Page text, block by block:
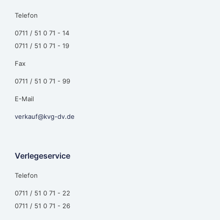
Telefon
0711 / 51 0 71 - 14
0711 / 51 0 71 - 19
Fax
0711 / 51 0 71 - 99
E-Mail
verkauf@kvg-dv.de
Verlegeservice
Telefon
0711 / 51 0 71 - 22
0711 / 51 0 71 - 26